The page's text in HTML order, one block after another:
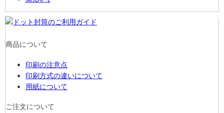
商品について
印刷の注意点
印刷方式の違いについて
用紙について
ご注文について